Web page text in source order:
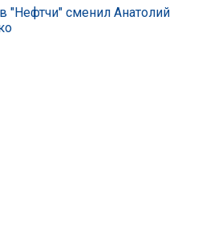
"Нефтчи" сменил Анатолий